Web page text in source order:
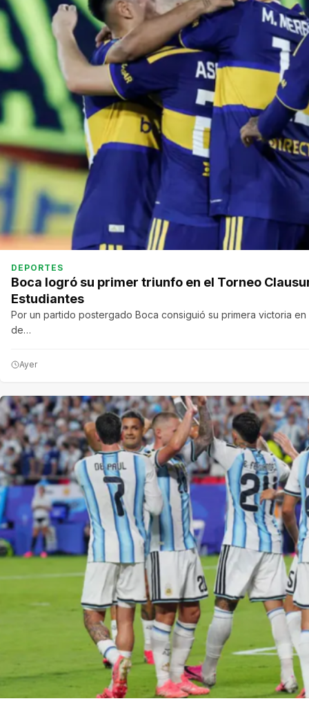
DEPORTES
Boca logró su primer triunfo en el Torneo
Estudiantes
Por un partido postergado Boca consiguió su primera victoria
de…
Ayer